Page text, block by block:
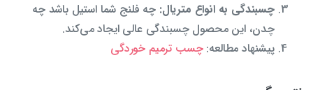
چسبندگی به انواع متریال: چه فلنج شما استیل باشد چه
چدن، این محصول چسبندگی عالی ایجاد می‌کند.
پیشنهاد مطالعه:چسب ترمیم خوردگی